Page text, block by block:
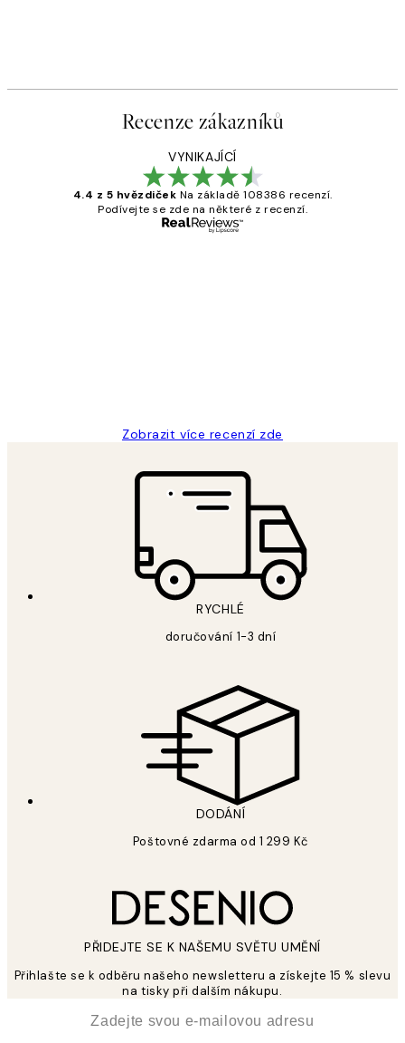
Recenze zákazníků
VYNIKAJÍCÍ
4.4 z 5 hvězdiček Na základě 108386 recenzí.
Podívejte se zde na některé z recenzí.
Zobrazit více recenzí zde
RYCHLÉ
doručování 1-3 dní
DODÁNÍ
Poštovné zdarma od 1 299 Kč
PŘIDEJTE SE K NAŠEMU SVĚTU UMĚNÍ
Přihlašte se k odběru našeho newsletteru a získejte 15 % slevu
na tisky při dalším nákupu.